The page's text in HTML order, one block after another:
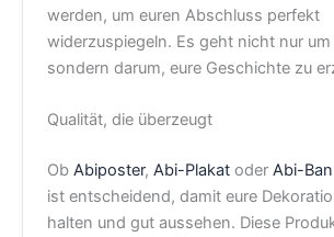
werden, um euren Abschluss perfekt
widerzuspiegeln. Es geht nicht nur
sondern darum, eure Geschichte zu
Qualität, die überzeugt
Ob Abiposter, Abi-Plakat oder Abi-
ist entscheidend, damit eure
halten und gut aussehen. Diese